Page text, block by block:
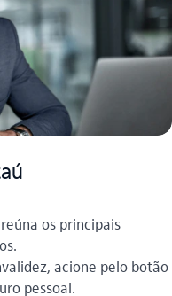
os principais
acione pelo botão
pessoal.